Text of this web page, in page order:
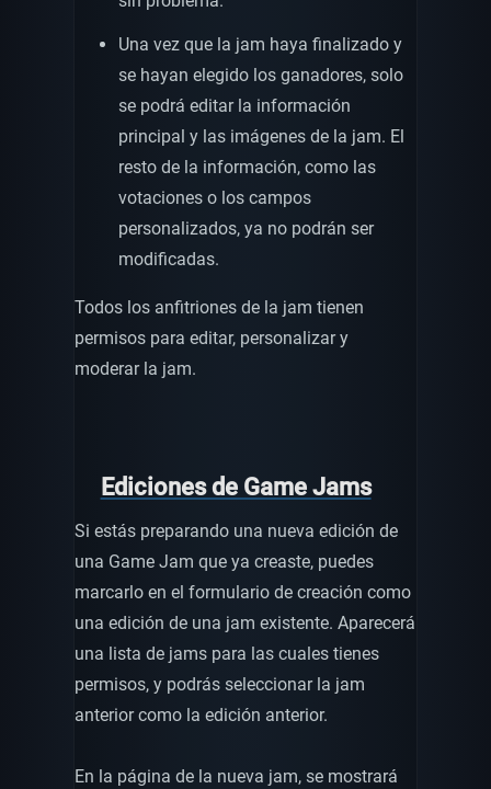
Una vez que la jam haya finalizado y
se hayan elegido los ganadores, solo
se podrá editar la información
principal y las imágenes de la jam. El
resto de la información, como las
votaciones o los campos
personalizados, ya no podrán ser
modificadas.
Todos los anfitriones de la jam tienen
permisos para editar, personalizar y
moderar la jam.
Ediciones de Game Jams
Si estás preparando una nueva edición de
una Game Jam que ya creaste, puedes
marcarlo en el formulario de creación como
una edición de una jam existente. Aparecerá
una lista de jams para las cuales tienes
permisos, y podrás seleccionar la jam
anterior como la edición anterior.
En la página de la nueva jam, se mostrará